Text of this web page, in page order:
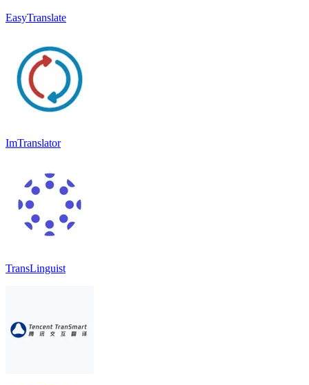
EasyTranslate
ImTranslator
TransLinguist